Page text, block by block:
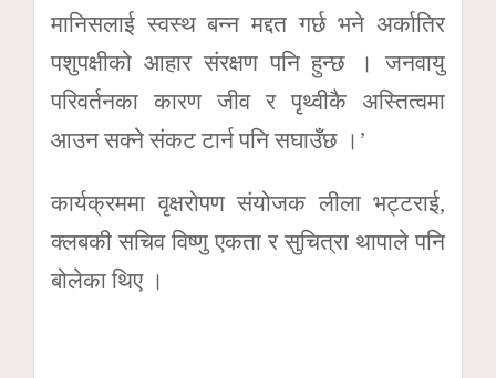
मानिसलाई स्वस्थ बन्न मद्दत गर्छ भने अर्कातिर
पशुपक्षीको आहार संरक्षण पनि हुन्छ । जनवायु
परिवर्तनका कारण जीव र पृथ्वीकै अस्तित्वमा
आउन सक्ने संकट टार्न पनि सघाउँछ ।’
कार्यक्रममा वृक्षरोपण संयोजक लीला भट्टराई,
क्लबकी सचिव विष्णु एकता र सुचित्रा थापाले पनि
बोलेका थिए ।